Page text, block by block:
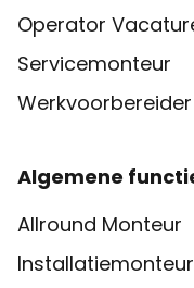
Operator
Servicemonteur
Werkvoorbereider
Algemene
Allround Monteur
Installatiemonteur